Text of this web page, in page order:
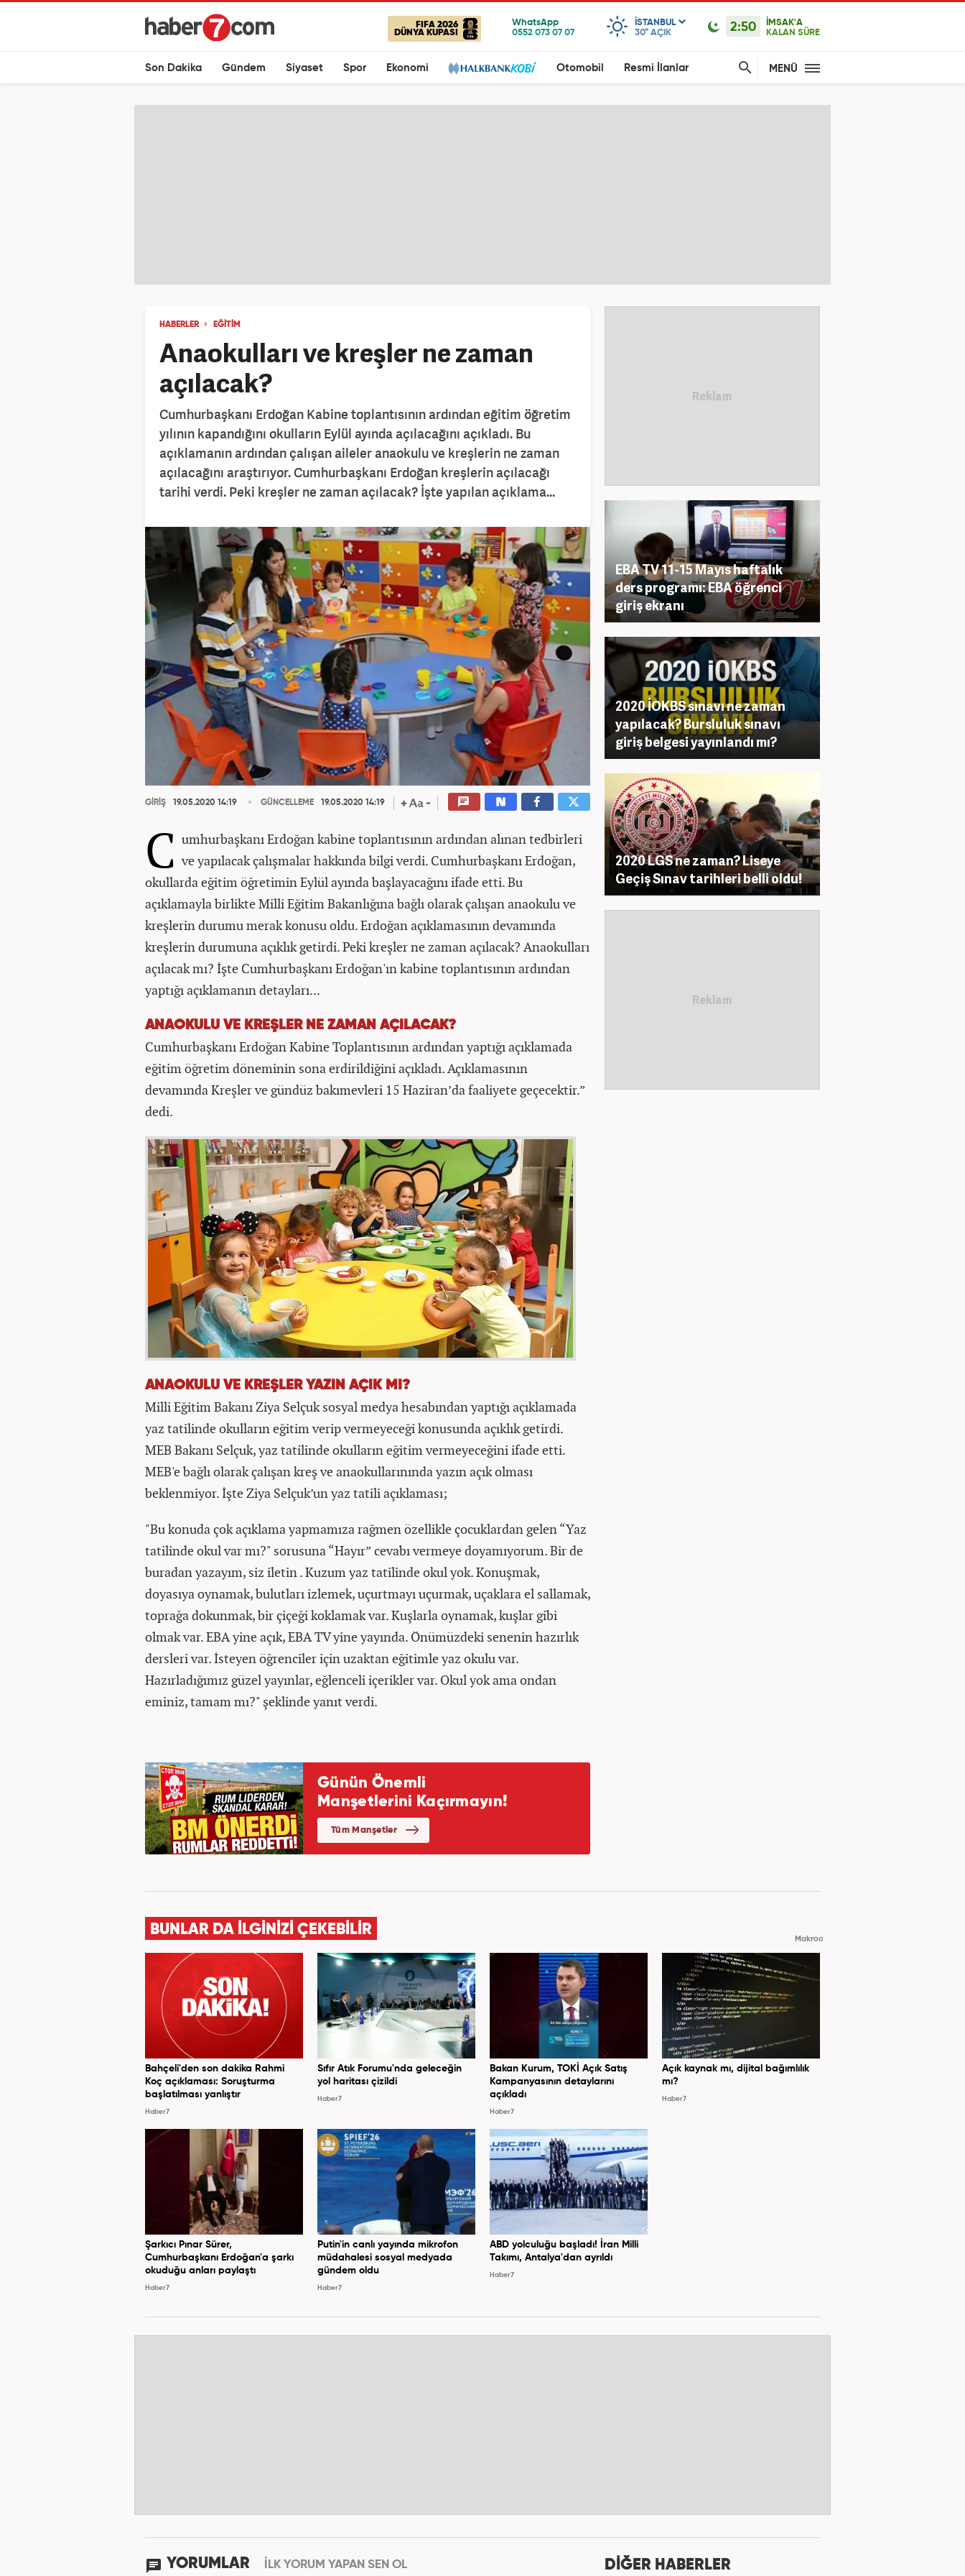
FIFA 2026
DÜNYA KUPASI
ISTANBUL
30° AÇIK 2:50
İMSAK'A
KALAN SÜRE
Son Dakika Gündem Siyaset Spor Ekonomi Otomobil Resmi İlanlar MENÜ
HABERLER EĞİTİM
Anaokulları ve kreşler ne zaman
açılacak?
Cumhurbaşkanı Erdoğan Kabine toplantısının ardından eğitim öğretim
yılının kapandığını okulların Eylül ayında açılacağını açıkladı. Bu
açıklamanın ardından çalışan aileler anaokulu ve kreşlerin ne zaman
açılacağını araştırıyor. Cumhurbaşkanı Erdoğan kreşlerin açılacağı
tarihi verdi. Peki kreşler ne zaman açılacak? İşte yapılan açıklama...
GİRİŞ 19.05.2020 14:19 GÜNCELLEME 19.05.2020 14:19
C umhurbaşkanı Erdoğan kabine toplantısının ardından alınan tedbirleri
ve yapılacak çalışmalar hakkında bilgi verdi. Cumhurbaşkanı Erdoğan,
okullarda eğitim öğretimin Eylül ayında başlayacağını ifade etti. Bu
açıklamayla birlikte Milli Eğitim Bakanlığına bağlı olarak çalışan anaokulu ve
kreşlerin durumu merak konusu oldu. Erdoğan açıklamasının devamında
kreşlerin durumuna açıklık getirdi. Peki kreşler ne zaman açılacak? Anaokulları
açılacak mı? İşte Cumhurbaşkanı Erdoğan'ın kabine toplantısının ardından
yaptığı açıklamanın detayları...
ANAOKULU VE KREŞLER NE ZAMAN AÇILACAK?
Cumhurbaşkanı Erdoğan Kabine Toplantısının ardından yaptığı açıklamada
eğitim öğretim döneminin sona erdirildiğini açıkladı. Açıklamasının
devamında Kreşler ve gündüz bakımevleri 15 Haziran’da faaliyete geçecektir.”
dedi.
ANAOKULU VE KREŞLER YAZIN AÇIK MI?
Milli Eğitim Bakanı Ziya Selçuk sosyal medya hesabından yaptığı açıklamada
yaz tatilinde okulların eğitim verip vermeyeceği konusunda açıklık getirdi.
MEB Bakanı Selçuk, yaz tatilinde okulların eğitim vermeyeceğini ifade etti.
MEB'e bağlı olarak çalışan kreş ve anaokullarınında yazın açık olması
beklenmiyor. İşte Ziya Selçuk’un yaz tatili açıklaması;
"Bu konuda çok açıklama yapmamıza rağmen özellikle çocuklardan gelen “Yaz
tatilinde okul var mı?" sorusuna “Hayır” cevabı vermeye doyamıyorum. Bir de
buradan yazayım, siz iletin . Kuzum yaz tatilinde okul yok. Konuşmak,
doyasıya oynamak, bulutları izlemek, uçurtmayı uçurmak, uçaklara el sallamak,
toprağa dokunmak, bir çiçeği koklamak var. Kuşlarla oynamak, kuşlar gibi
olmak var. EBA yine açık, EBA TV yine yayında. Önümüzdeki senenin hazırlık
dersleri var. İsteyen öğrenciler için uzaktan eğitimle yaz okulu var.
Hazırladığımız güzel yayınlar, eğlenceli içerikler var. Okul yok ama ondan
eminiz, tamam mı?" şeklinde yanıt verdi.
EBA TV 11-15 Mayıs haftalık
ders programı: EBA öğrenci
giriş ekranı
2020 İOKBS sınavı ne zaman
yapılacak? Bursluluk sınavı
giriş belgesi yayınlandı mı?
2020 LGS ne zaman? Liseye
Geçiş Sınav tarihleri belli oldu!
BUNLAR DA İLGİNİZİ ÇEKEBİLİR
Makroo
Bahçeli'den son dakika Rahmi
Koç açıklaması: Soruşturma
başlatılması yanlıştır
Haber7
Sıfır Atık Forumu'nda geleceğin
yol haritası çizildi
Haber7
Bakan Kurum, TOKİ Açık Satış
Kampanyasının detaylarını
açıkladı
Haber7
Açık kaynak mı, dijital bağımlılık
mı?
Haber7
Şarkıcı Pınar Sürer,
Cumhurbaşkanı Erdoğan'a şarkı
okuduğu anları paylaştı
Haber7
Putin'in canlı yayında mikrofon
müdahalesi sosyal medyada
gündem oldu
Haber7
ABD yolculuğu başladı! İran Milli
Takımı, Antalya'dan ayrıldı
Haber7
YORUMLAR İLK YORUM YAPAN SEN OL DİĞER HABERLER